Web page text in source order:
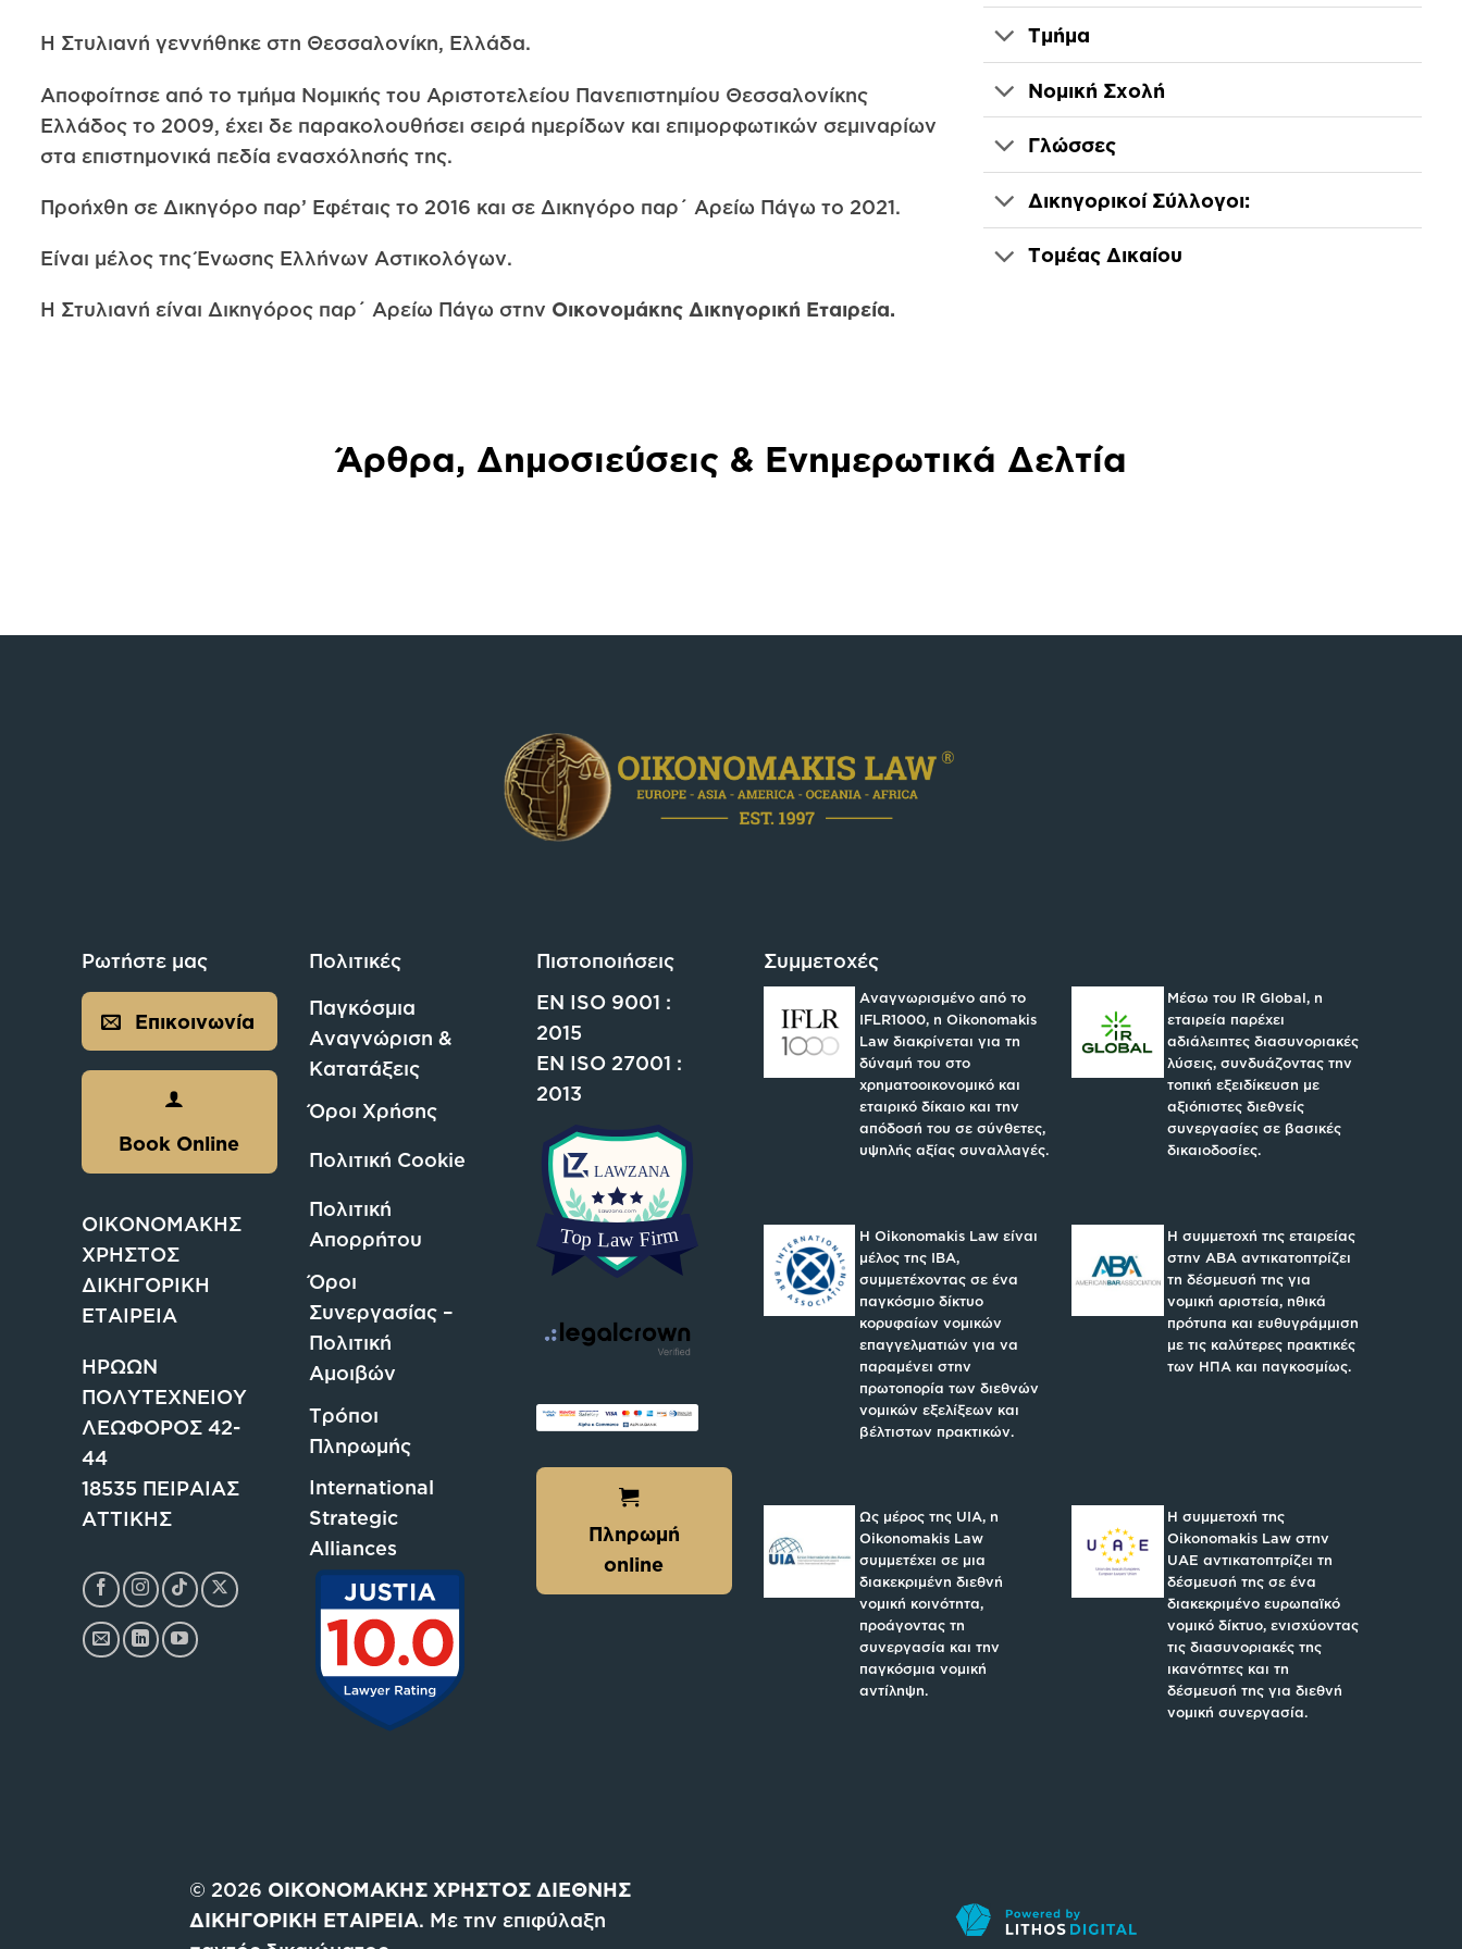
Η Στυλιανή γεννήθηκε στη Θεσσαλονίκη, Ελλάδα.
Αποφοίτησε από το τμήμα Νομικής του Αριστοτελείου Πανεπιστημίου Θεσσαλονίκης
Ελλάδος το 2009, έχει δε παρακολουθήσει σειρά ημερίδων και επιμορφωτικών σεμιναρίων
στα επιστημονικά πεδία ενασχόλησής της.
Προήχθη σε Δικηγόρο παρ’ Εφέταις το 2016 και σε Δικηγόρο παρ΄ Αρείω Πάγω το 2021.
Είναι μέλος της Ένωσης Ελλήνων Αστικολόγων.
Η Στυλιανή είναι Δικηγόρος παρ΄ Αρείω Πάγω στην Οικονομάκης Δικηγορική Εταιρεία.
Τμήμα
Νομική Σχολή
Γλώσσες
Δικηγορικοί Σύλλογοι:
Τομέας Δικαίου
Άρθρα, Δημοσιεύσεις & Ενημερωτικά Δελτία
Ρωτήστε μας
Επικοινωνία
Book Online
ΟΙΚΟΝΟΜΑΚΗΣ
ΧΡΗΣΤΟΣ
ΔΙΚΗΓΟΡΙΚΗ
ΕΤΑΙΡΕΙΑ
ΗΡΩΩΝ
ΠΟΛΥΤΕΧΝΕΙΟΥ
ΛΕΩΦΟΡΟΣ 42-
44
18535 ΠΕΙΡΑΙΑΣ
ΑΤΤΙΚΗΣ
Πολιτικές
Παγκόσμια
Αναγνώριση &
Κατατάξεις
Όροι Χρήσης
Πολιτική Cookie
Πολιτική
Απορρήτου
Όροι
Συνεργασίας –
Πολιτική
Αμοιβών
Τρόποι
Πληρωμής
International
Strategic
Alliances
Πιστοποιήσεις
EN ISO 9001 :
2015
EN ISO 27001 :
2013
Πληρωμή
online
Συμμετοχές
Αναγνωρισμένο από το
IFLR1000, η Oikonomakis
Law διακρίνεται για τη
δύναμή του στο
χρηματοοικονομικό και
εταιρικό δίκαιο και την
απόδοσή του σε σύνθετες,
υψηλής αξίας συναλλαγές.
Μέσω του IR Global, η
εταιρεία παρέχει
αδιάλειπτες διασυνοριακές
λύσεις, συνδυάζοντας την
τοπική εξειδίκευση με
αξιόπιστες διεθνείς
συνεργασίες σε βασικές
δικαιοδοσίες.
H Oikonomakis Law είναι
μέλος της IBA,
συμμετέχοντας σε ένα
παγκόσμιο δίκτυο
κορυφαίων νομικών
επαγγελματιών για να
παραμένει στην
πρωτοπορία των διεθνών
νομικών εξελίξεων και
βέλτιστων πρακτικών.
Η συμμετοχή της εταιρείας
στην ABA αντικατοπτρίζει
τη δέσμευσή της για
νομική αριστεία, ηθικά
πρότυπα και ευθυγράμμιση
με τις καλύτερες πρακτικές
των ΗΠΑ και παγκοσμίως.
Ως μέρος της UIA, η
Oikonomakis Law
συμμετέχει σε μια
διακεκριμένη διεθνή
νομική κοινότητα,
προάγοντας τη
συνεργασία και την
παγκόσμια νομική
αντίληψη.
Η συμμετοχή της
Oikonomakis Law στην
UAE αντικατοπτρίζει τη
δέσμευσή της σε ένα
διακεκριμένο ευρωπαϊκό
νομικό δίκτυο, ενισχύοντας
τις διασυνοριακές της
ικανότητες και τη
δέσμευσή της για διεθνή
νομική συνεργασία.
© 2026 ΟΙΚΟΝΟΜΑΚΗΣ ΧΡΗΣΤΟΣ ΔΙΕΘΝΗΣ
ΔΙΚΗΓΟΡΙΚΗ ΕΤΑΙΡΕΙΑ. Με την επιφύλαξη